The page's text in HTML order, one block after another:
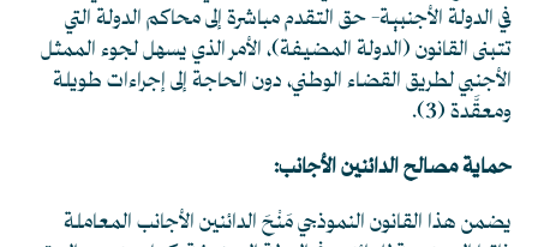
في الدولة الأجنبية- حق التقدم مباشرة إلى محاكم الدولة التي
تتبنى القانون (الدولة المضيفة)، الأمر الذي يسهل لجوء الممثل
الأجنبي لطريق القضاء الوطني، دون الحاجة إلى إجراءات طويلة
ومعقَّدة(3)
.
حماية مصالح الدائنين الأجانب:
يضمن هذا القانون النموذجي مَنْحَ الدائنين الأجانب المعاملة